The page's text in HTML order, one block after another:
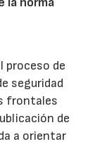
proceso de
seguridad
frontales
de
a orientar